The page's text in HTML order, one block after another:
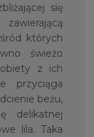
się
których
świeżo
z ich
przyciąga
beżu,
delikatnej
lila. Taka